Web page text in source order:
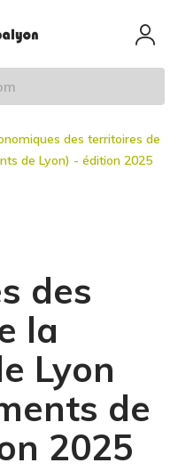
des territoires de
de Lyon) - édition 2025
des
la
Lyon
de
2025